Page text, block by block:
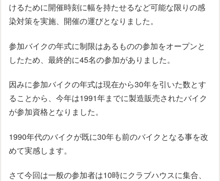
けるために開催時刻に幅を持たせるなど可能な限りの感
染対策を実施、開催の運びとなりました。
参加バイクの年式に制限はあるものの参加をオープンと
したため、最終的に45名の参加がありました。
因みに参加バイクの年式は現在から30年を引いた数とす
ることから、今年は1991年までに製造販売されたバイク
が参加資格となりました。
1990年代のバイクが既に30年も前のバイクとなる事を改
めて実感します。
さて今回は一般の参加者は10時にクラブハウスに集合、